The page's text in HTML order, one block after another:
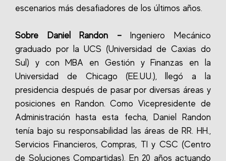
escenarios más desafiadores de los últimos años.
Sobre Daniel Randon –Ingeniero Mecánico
graduado por la UCS (Universidad de Caxias do
Sul) y con MBA en Gestión y Finanzas en la
Universidad de Chicago (EE.UU.), llegó a la
presidencia después de pasar por diversas áreas y
posiciones en Randon. Como Vicepresidente de
Administración hasta esta fecha, Daniel Randon
tenía bajo su responsabilidad las áreas de RR. HH.,
Servicios Financieros, Compras, TI y CSC (Centro
de Soluciones Compartidas). En 20 años actuando